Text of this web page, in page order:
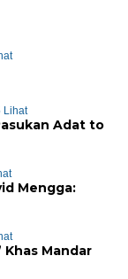
Lihat
Adat to
Mengga:
Mandar